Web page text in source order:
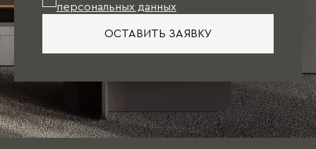
персональных данных
ОСТАВИТЬ ЗАЯВКУ